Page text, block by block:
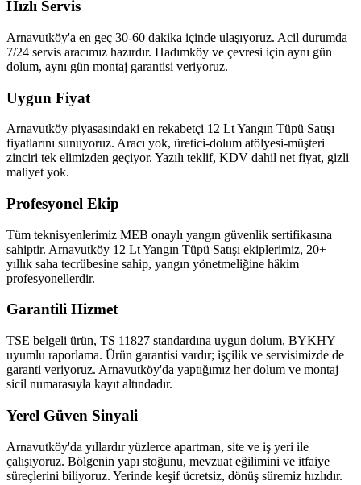
Hızlı Servis
Arnavutköy'a en geç 30-60 dakika içinde ulaşıyoruz. Acil durumda
7/24 servis aracımız hazırdır. Hadımköy ve çevresi için aynı gün
dolum, aynı gün montaj garantisi veriyoruz.
Uygun Fiyat
Arnavutköy piyasasındaki en rekabetçi 12 Lt Yangın Tüpü Satışı
fiyatlarını sunuyoruz. Aracı yok, üretici-dolum atölyesi-müşteri
zinciri tek elimizden geçiyor. Yazılı teklif, KDV dahil net fiyat, gizli
maliyet yok.
Profesyonel Ekip
Tüm teknisyenlerimiz MEB onaylı yangın güvenlik sertifikasına
sahiptir. Arnavutköy 12 Lt Yangın Tüpü Satışı ekiplerimiz, 20+
yıllık saha tecrübesine sahip, yangın yönetmeliğine hâkim
profesyonellerdir.
Garantili Hizmet
TSE belgeli ürün, TS 11827 standardına uygun dolum, BYKHY
uyumlu raporlama. Ürün garantisi vardır; işçilik ve servisimizde de
garanti veriyoruz. Arnavutköy'da yaptığımız her dolum ve montaj
sicil numarasıyla kayıt altındadır.
Yerel Güven Sinyali
Arnavutköy'da yıllardır yüzlerce apartman, site ve iş yeri ile
çalışıyoruz. Bölgenin yapı stoğunu, mevzuat eğilimini ve itfaiye
süreçlerini biliyoruz. Yerinde keşif ücretsiz, dönüş süremiz hızlıdır.